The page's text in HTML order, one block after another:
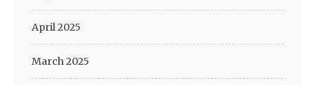
April 2025
March 2025